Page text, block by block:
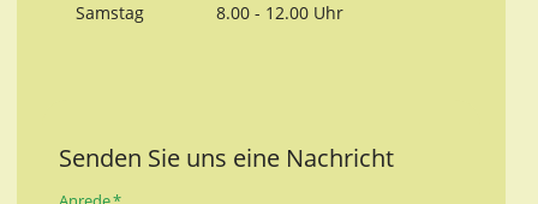
Samstag 8.00 - 12.00 Uhr
Senden Sie uns eine Nachricht
Pflichtfeld